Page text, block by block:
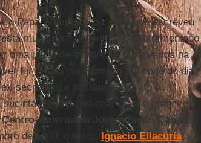
o PapaFranciscona carta que escreveu
muito para desenterrar. O atormentado
uma usina de mártires e já há vários na
foi velado por Romero
, na noite do dia
secretário e posterior biógrafo e
sucinta biografia do beato –, é o primeiro.
Americana José Simeón Cañas
de 1989: o reitor, Ignacio Ellacuría,